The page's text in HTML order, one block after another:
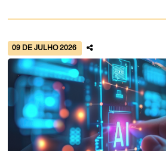
09 DE JULHO 2026